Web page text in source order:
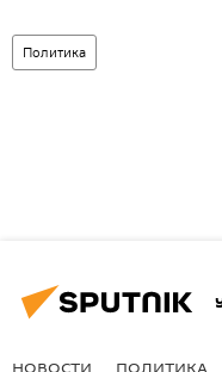
Политика
НОВОСТИ ПОЛИТИКА